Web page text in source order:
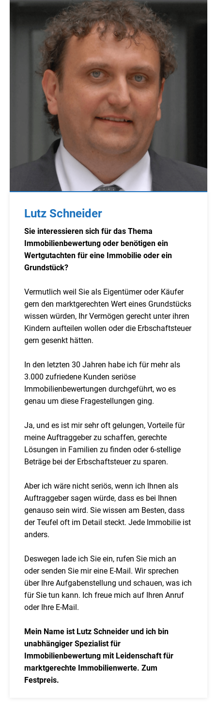
Lutz Schneider
Sie interessieren sich für das Thema
Immobilienbewertung oder benötigen ein
Wertgutachten für eine Immobilie oder ein
Grundstück?
Vermutlich weil Sie als Eigentümer oder Käufer
gern den marktgerechten Wert eines Grundstücks
wissen würden, Ihr Vermögen gerecht unter ihren
Kindern aufteilen wollen oder die Erbschaftsteuer
gern gesenkt hätten.
In den letzten 30 Jahren habe ich für mehr als
3.000 zufriedene Kunden seriöse
Immobilienbewertungen durchgeführt, wo es
genau um diese Fragestellungen ging.
Ja, und es ist mir sehr oft gelungen, Vorteile für
meine Auftraggeber zu schaffen, gerechte
Lösungen in Familien zu finden oder 6-stellige
Beträge bei der Erbschaftsteuer zu sparen.
Aber ich wäre nicht seriös, wenn ich Ihnen als
Auftraggeber sagen würde, dass es bei Ihnen
genauso sein wird. Sie wissen am Besten, dass
der Teufel oft im Detail steckt. Jede Immobilie ist
anders.
Deswegen lade ich Sie ein, rufen Sie mich an
oder senden Sie mir eine E-Mail. Wir sprechen
über Ihre Aufgabenstellung und schauen, was ich
für Sie tun kann. Ich freue mich auf Ihren Anruf
oder Ihre E-Mail.
Mein Name ist Lutz Schneider und ich bin
unabhängiger Spezialist für
Immobilienbewertung mit Leidenschaft für
marktgerechte Immobilienwerte. Zum
Festpreis.